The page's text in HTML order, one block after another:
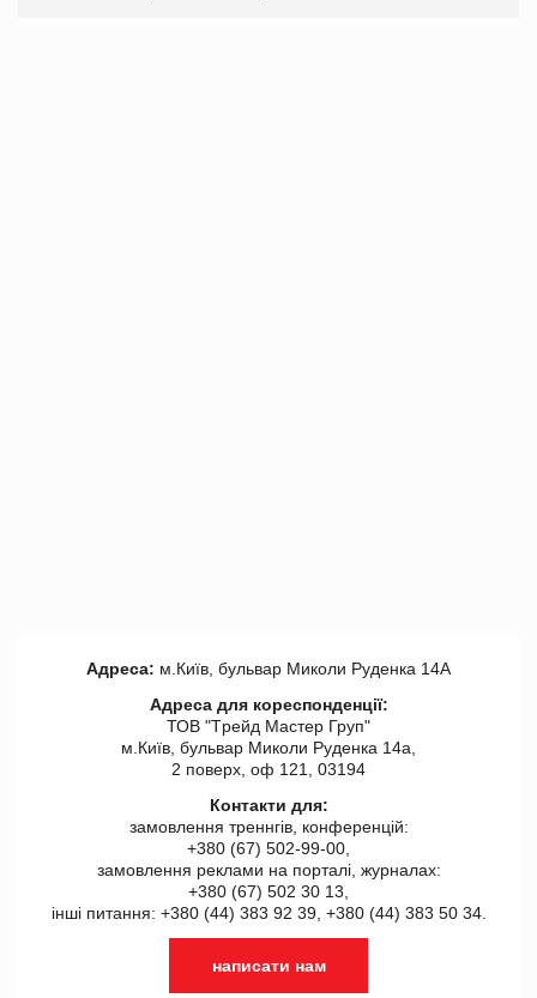
Адреса: м.Київ, бульвар Миколи Руденка 14А
Адреса для кореспонденції:
ТОВ "Tрейд Мастер Груп"
м.Київ, бульвар Миколи Руденка 14а,
2 поверх, оф 121, 03194
Контакти для:
замовлення треннгів, конференцій:
+380 (67) 502-99-00,
замовлення реклами на порталі, журналах:
+380 (67) 502 30 13,
інші питання: +380 (44) 383 92 39, +380 (44) 383 50 34.
написати нам